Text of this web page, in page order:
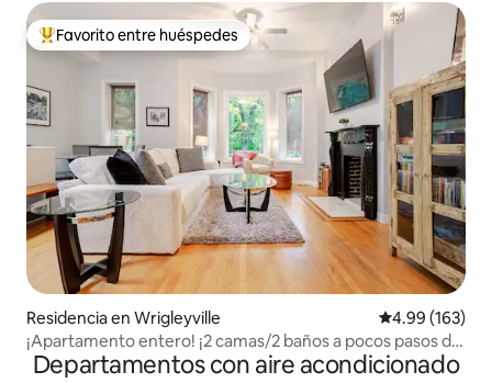
De los mejores en Favorito entre huéspedes
Favorito entre huéspedes
Residencia en Wrigleyville Calificación
4.99 (163)
¡Apartamento entero! ¡2 camas/2 baños a pocos pasos de
Wrigley!
Departamentos con aire acondicionado